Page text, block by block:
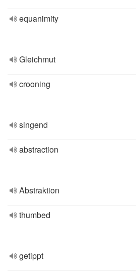
equanimity
Gleichmut
crooning
singend
abstraction
Abstraktion
thumbed
getippt